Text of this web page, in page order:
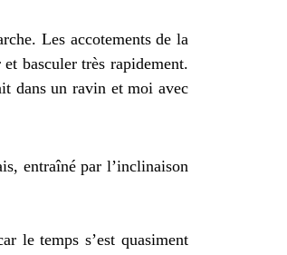
Les accotements de la
basculer très rapidement.
dans un ravin et moi avec
entraîné par l’inclinaison
le temps s’est quasiment